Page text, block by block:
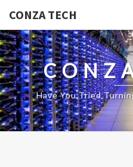
CONZA TECH
Have You Tried